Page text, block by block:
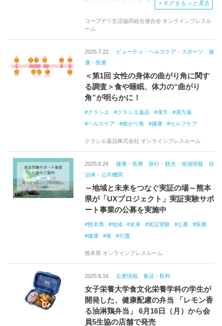
＋ タグをもっと見る
コープデリ生活協同組合連合会 オンラインプレスル
ーム
2025.7.22
ビューティ・ヘルスケア・スポーツ、健
康・医療
＜第1回 女性の身体の曲がり角に関す
る調査＞食や睡眠、体力の“曲がり
角”が明らかに！
クラシエ クラシエ薬品 漢方
漢方薬
ヘルスケア
曲がり角 健康 セルフケア
クラシエ薬品株式会社 オンラインプレスルーム
2025.6.26
健康・医療、旅行・観光・地域情報、自
治体・公共機関
～地域と未来をつなぐ実証の場～熊本
県が「UXプロジェクト」実証実験サポ
ート事業の公募を実施中
熊本県 地域 未来 実証実験 公募
医療
健康
食 介護
熊本県 オンラインプレスルーム
2025.6.16 企業情報、食品・飲料
女子栄養大学食文化栄養学科の学生が
開発した、健康配慮の弁当 「レモン香
る油淋鶏弁当」 6月16日（月）から会
員5生協の店舗で発売